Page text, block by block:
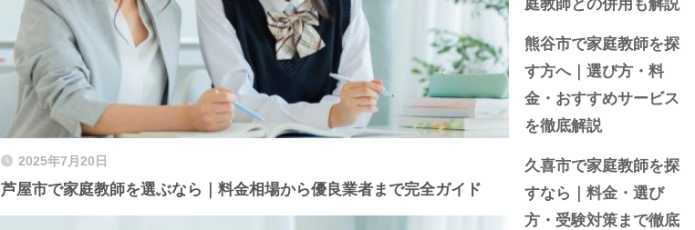
2025年7月20日
芦屋市で家庭教師を選ぶなら｜料金相場から優良業者まで完全ガイド
庭教師との併用も解説
熊谷市で家庭教師を探
す方へ｜選び方・料
金・おすすめサービス
を徹底解説
久喜市で家庭教師を探
すなら｜料金・選び
方・受験対策まで徹底